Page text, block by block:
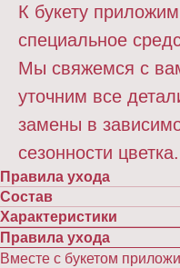
К букету
специальное
Мы свяжемся с
уточним все
замены в
сезонности цветка.
Правила ухода
Состав
Характеристики
Правила ухода
Вместе с букетом